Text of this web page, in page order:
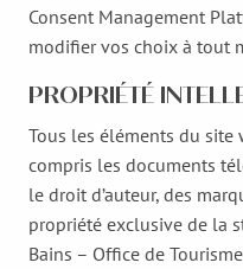
Consent Management
modifier vos choix à tout
PROPRIÉTÉ
Tous les éléments du
compris les documents
le droit d’auteur, des
propriété exclusive de la
Bains – Office de